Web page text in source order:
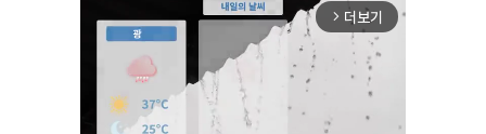
arrow_forward_ios 더보기